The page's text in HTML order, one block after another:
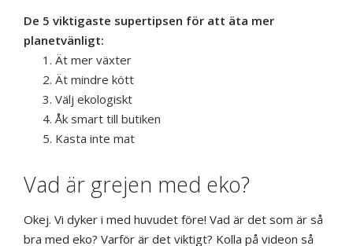
De 5 viktigaste supertipsen för att äta mer
planetvänligt:
Ät mer växter
Ät mindre kött
Välj ekologiskt
Åk smart till butiken
Kasta inte mat
Vad är grejen med eko?
Okej. Vi dyker i med huvudet före! Vad är det som är så
bra med eko? Varför är det viktigt? Kolla på videon så